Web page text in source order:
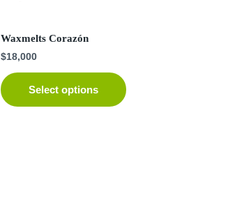
Waxmelts Corazón
$18,000
Select options